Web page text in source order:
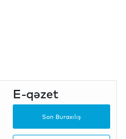
E-qəzet
Son Buraxılış